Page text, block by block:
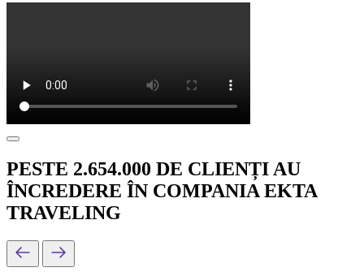
PESTE 2.654.000 DE CLIENȚI AU
ÎNCREDERE ÎN COMPANIA EKTA
TRAVELING